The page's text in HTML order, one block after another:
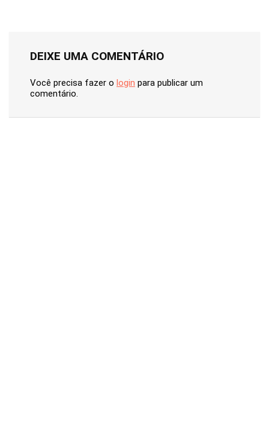
DEIXE UMA COMENTÁRIO
Você precisa fazer o login para publicar um
comentário.